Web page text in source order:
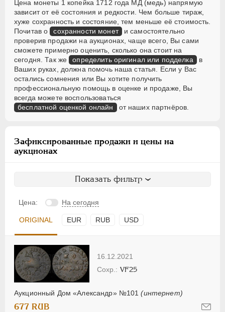
Цена монеты 1 копейка 1712 года МД (медь) напрямую
зависит от её состояния и редкости. Чем больше тираж,
хуже сохранность и состояние, тем меньше её стоимость.
Почитав о сохранности монет и самостоятельно
проверив продажи на аукционах, чаще всего, Вы сами
сможете примерно оценить, сколько она стоит на
сегодня. Так же определить оригинал или подделка в
Ваших руках, должна помочь наша статья. Если у Вас
остались сомнения или Вы хотите получить
профессиональную помощь в оценке и продаже, Вы
всегда можете воспользоваться
бесплатной оценкой онлайн от наших партнёров.
Зафиксированные продажи и цены на
аукционах
Показать фильтр
Цена: На сегодня
ORIGINAL EUR RUB USD
16.12.2021
Аукционный Дом «Александр» №101(интернет)
VF25
677 RUB